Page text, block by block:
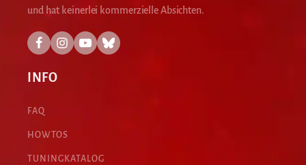
und hat keinerlei kommerzielle Absichten.
INFO
FAQ
HOWTOS
TUNINGKATALOG